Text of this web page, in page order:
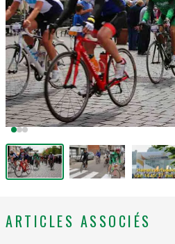
ARTICLES ASSOCIÉS